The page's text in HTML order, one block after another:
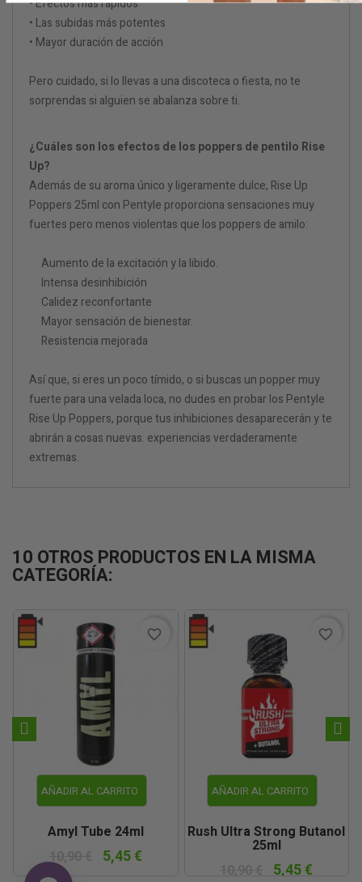
• Efectos más rápidos
• Las subidas más potentes
• Mayor duración de acción
Pero cuidado, si lo llevas a una discoteca o fiesta, no te
sorprendas si alguien se abalanza sobre ti.
¿Cuáles son los efectos de los poppers de pentilo Rise
Up?
Además de su aroma único y ligeramente dulce, Rise Up
Poppers 25ml con Pentyle proporciona sensaciones muy
fuertes pero menos violentas que los poppers de amilo:
Aumento de la excitación y la libido.
Intensa desinhibición
Calidez reconfortante
Mayor sensación de bienestar.
Resistencia mejorada
Así que, si eres un poco tímido, o si buscas un popper muy
fuerte para una velada loca, no dudes en probar los Pentyle
Rise Up Poppers, porque tus inhibiciones desaparecerán y te
abrirán a cosas nuevas. experiencias verdaderamente
extremas.
10 OTROS PRODUCTOS EN LA MISMA
CATEGORÍA:
AÑADIR AL CARRITO
Amyl Tube 24ml
10,90 €
5,45 €
favorite_border
AÑADIR AL CARRITO
Rush Ultra Strong Butanol
25ml
5,45 €
favorite_border